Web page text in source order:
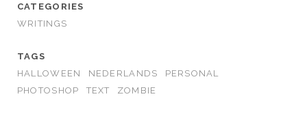
CATEGORIES
WRITINGS
TAGS
HALLOWEEN
NEDERLANDS
PERSONAL
PHOTOSHOP
TEXT ZOMBIE